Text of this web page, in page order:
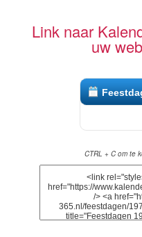
Link naar
uw
CTRL + C om te